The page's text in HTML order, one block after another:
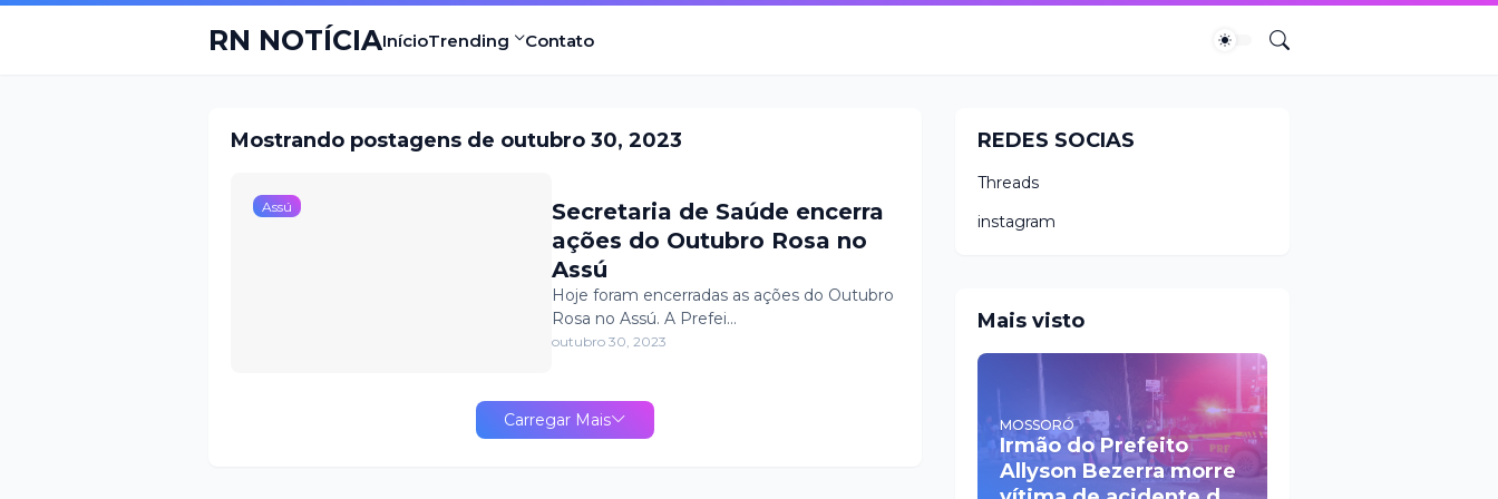
RN NOTÍCIAInícioTrending Contato
Mostrando postagens de outubro 30, 2023
Assú
Secretaria de Saúde encerra
ações do Outubro Rosa no
Assú
Hoje foram encerradas as ações do Outubro
Rosa no Assú. A Prefei…
outubro 30, 2023
Carregar Mais
REDES SOCIAS
Threads
instagram
Mais visto
MOSSORÓ
Irmão do Prefeito
Allyson Bezerra morre